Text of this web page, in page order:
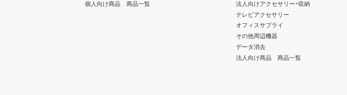
個人向け商品 商品一覧
法人向けアクセサリー・収納
テレビアクセサリー
オフィスサプライ
その他周辺機器
データ消去
法人向け商品 商品一覧